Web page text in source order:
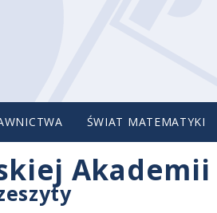
ŚWIAT MATEMATYKI
Akademii